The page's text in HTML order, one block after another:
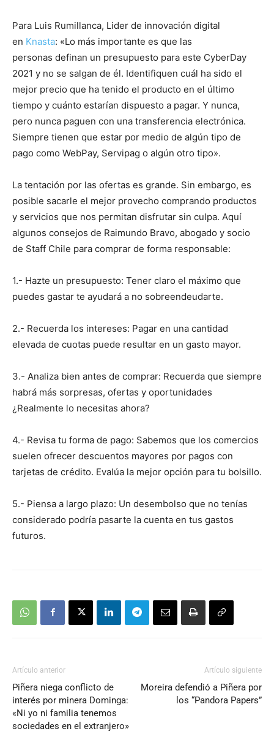
Para Luis Rumillanca, Lider de innovación digital
en Knasta: «Lo más importante es que las
personas definan un presupuesto para este CyberDay
2021 y no se salgan de él. Identifiquen cuál ha sido el
mejor precio que ha tenido el producto en el último
tiempo y cuánto estarían dispuesto a pagar. Y nunca,
pero nunca paguen con una transferencia electrónica.
Siempre tienen que estar por medio de algún tipo de
pago como WebPay, Servipag o algún otro tipo».
La tentación por las ofertas es grande. Sin embargo, es
posible sacarle el mejor provecho comprando productos
y servicios que nos permitan disfrutar sin culpa. Aquí
algunos consejos de Raimundo Bravo, abogado y socio
de Staff Chile para comprar de forma responsable:
1.- Hazte un presupuesto: Tener claro el máximo que
puedes gastar te ayudará a no sobreendeudarte.
2.- Recuerda los intereses: Pagar en una cantidad
elevada de cuotas puede resultar en un gasto mayor.
3.- Analiza bien antes de comprar: Recuerda que siempre
habrá más sorpresas, ofertas y oportunidades
¿Realmente lo necesitas ahora?
4.- Revisa tu forma de pago: Sabemos que los comercios
suelen ofrecer descuentos mayores por pagos con
tarjetas de crédito. Evalúa la mejor opción para tu bolsillo.
5.- Piensa a largo plazo: Un desembolso que no tenías
considerado podría pasarte la cuenta en tus gastos
futuros.
Artículo anterior
Piñera niega conflicto de
interés por minera Dominga:
«Ni yo ni familia tenemos
sociedades en el extranjero»
Artículo siguiente
Moreira defendió a Piñera por
los “Pandora Papers”